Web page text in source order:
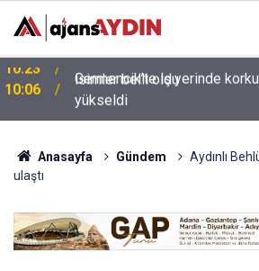
10:06
Germencik’te iş yerinde
yükseldi
Anasayfa Gündem
Aydınlı
ulaştı